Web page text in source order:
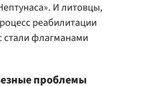
И литовцы,
реабилитации
флагманами
проблемы